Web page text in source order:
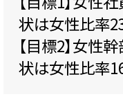
状は女性比率
【目標2】女性
状は女性比率